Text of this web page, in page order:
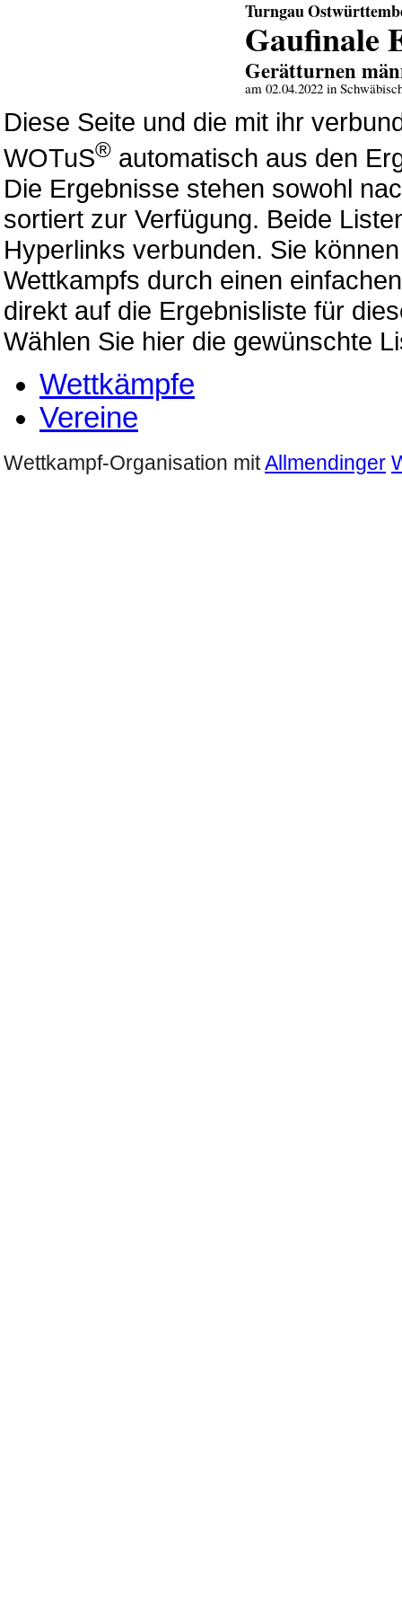
Turngau
Gaufinale
Gerätturnen
am 02.04.2022 in
Diese Seite und die mit ihr
WOTuS® automatisch aus den
Die Ergebnisse stehen sowohl
sortiert zur Verfügung. Beide
Hyperlinks verbunden. Sie
Wettkampfs durch einen
direkt auf die Ergebnisliste für
Wählen Sie hier die gewünschte
Wettkämpfe
Vereine
Wettkampf-Organisation mitAllmendinger